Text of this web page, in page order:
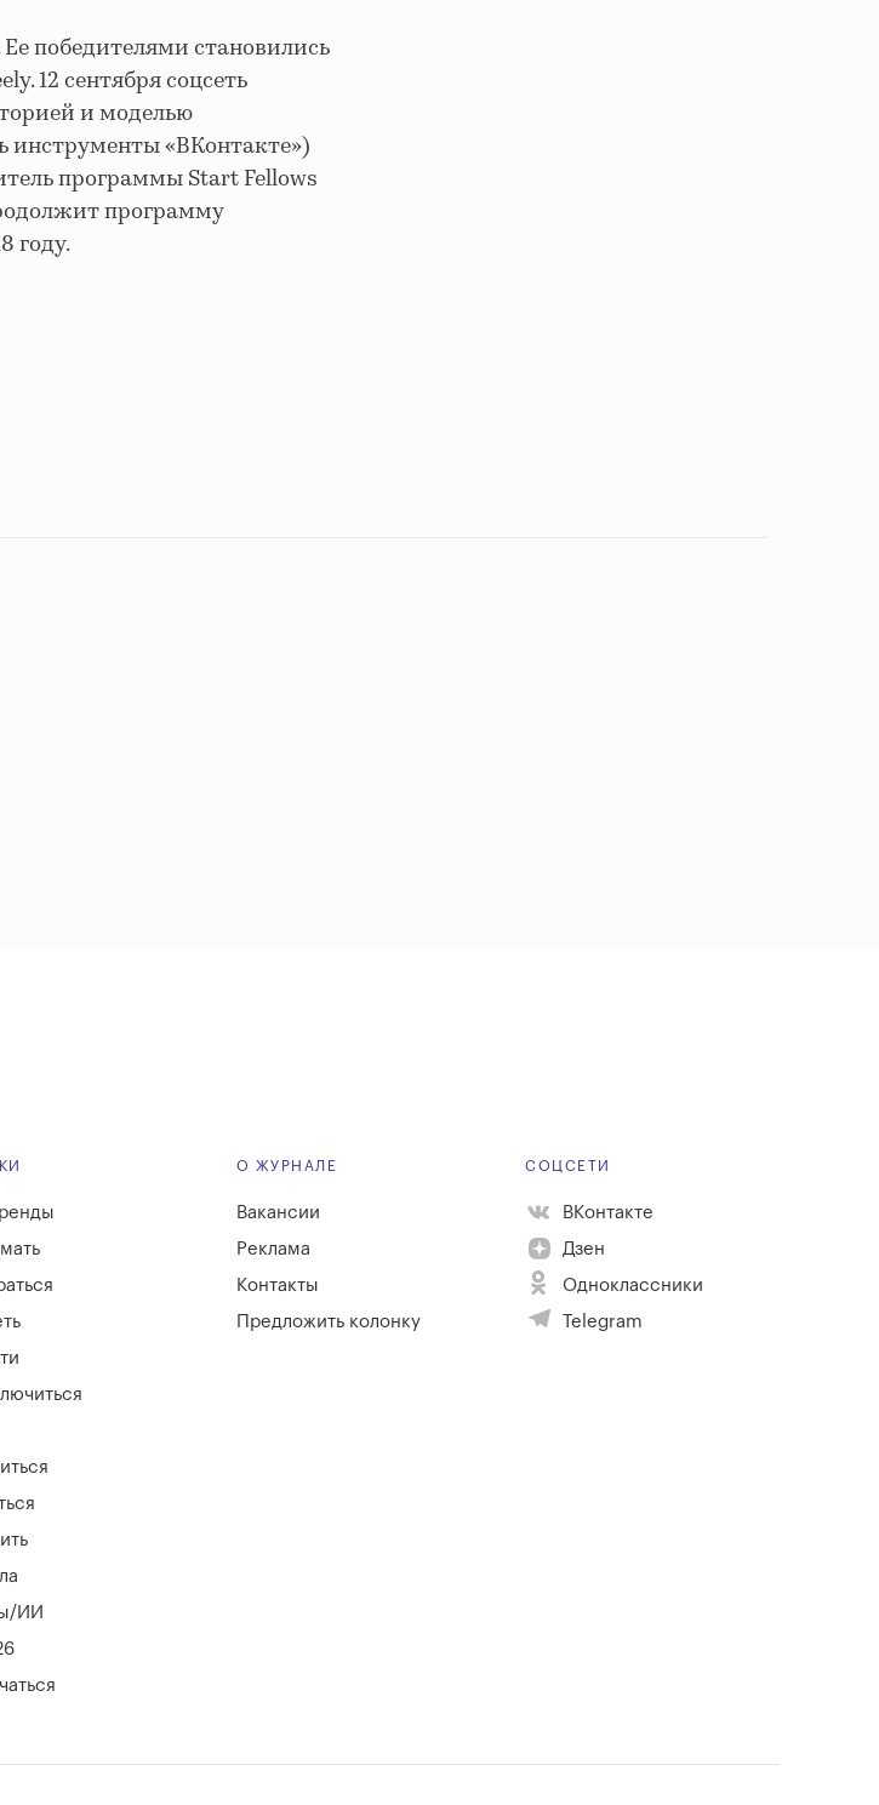
победителями становились
12 сентября соцсеть
и моделью
инструменты «ВКонтакте»)
программы Start Fellows
программу
году.
ИИ
О ЖУРНАЛЕ
Вакансии
Реклама
Контакты
Предложить колонку
СОЦСЕТИ
ВКонтакте
Дзен
Одноклассники
Telegram